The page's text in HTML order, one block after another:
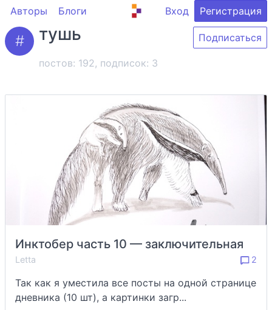
Авторы Блоги Вход Регистрация
тушь
постов: 192, подписок: 3
Подписаться
Инктобер часть 10 — заключительная
Letta 2
Так как я уместила все посты на одной странице
дневника (10 шт), а картинки загр...